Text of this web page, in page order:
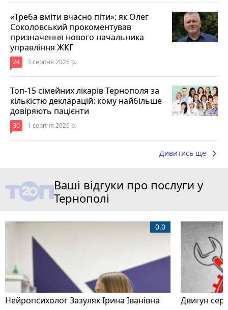
«Треба вміти вчасно піти»: як Олег
Соколовський прокоментував
призначення нового начальника
управління ЖКГ
24 3 серпня 2026 р.
Топ-15 сімейних лікарів Тернополя за
кількістю декларацій: кому найбільше
довіряють пацієнти
30 1 серпня 2026 р.
Дивитись ще keyboard_arrow_right
Ваші відгуки про послуги у
Тернополі
Нейропсихолог Зазуляк Ірина Іванівна
0.0
Двигун